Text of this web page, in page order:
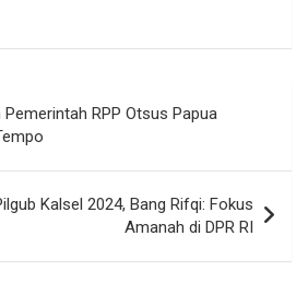
RPP Otsus Papua
Kalsel 2024, Bang Rifqi: Fokus
Amanah di DPR RI